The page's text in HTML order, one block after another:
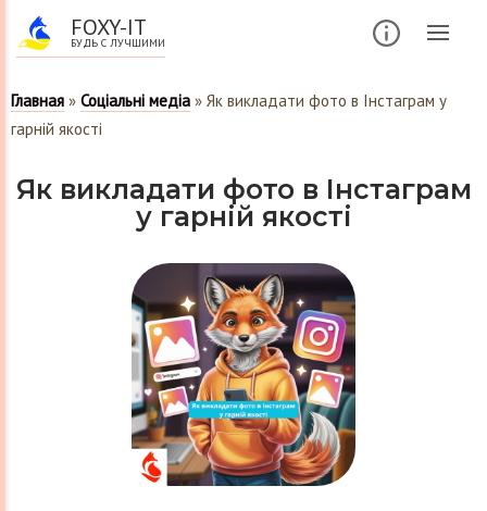
FOXY-IT
БУДЬ С ЛУЧШИМИ
Главная » Соціальні медіа » Як викладати фото в Інстаграм у
гарній якості
Як викладати фото в Інстаграм
у гарній якості